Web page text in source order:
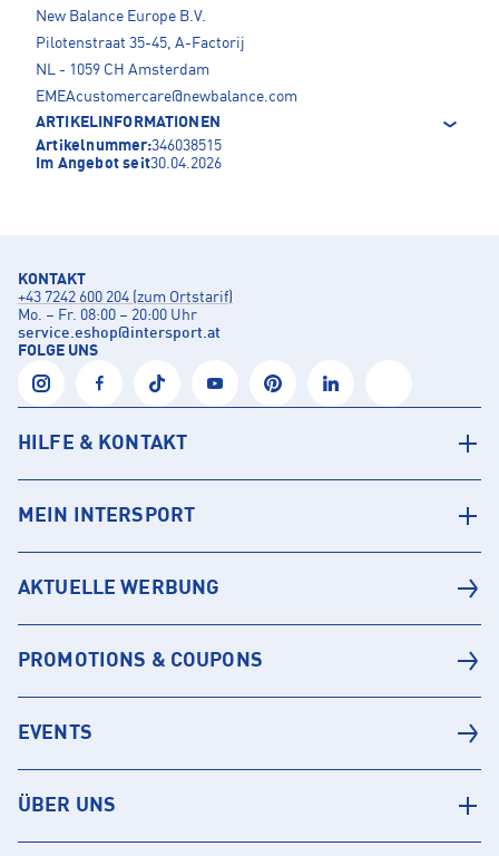
New Balance Europe B.V.
Pilotenstraat 35-45, A-Factorij
NL - 1059 CH Amsterdam
EMEAcustomercare@newbalance.com
ARTIKELINFORMATIONEN
Artikelnummer:346038515
Im Angebot seit30.04.2026
KONTAKT
+43 7242 600 204 (zum Ortstarif)
Mo. – Fr. 08:00 – 20:00 Uhr
service.eshop@intersport.at
FOLGE UNS
HILFE & KONTAKT
MEIN INTERSPORT
AKTUELLE WERBUNG
PROMOTIONS & COUPONS
EVENTS
ÜBER UNS